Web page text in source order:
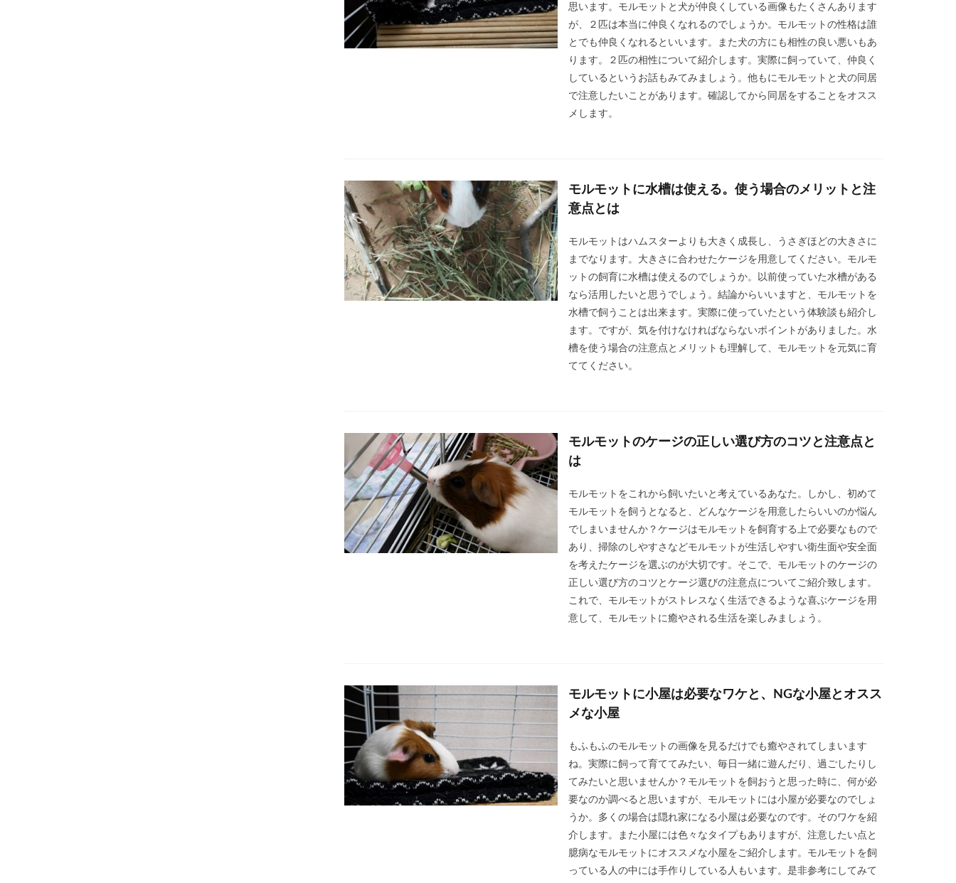
思います。モルモットと犬が仲良くしている画像もたくさんあります
が、２匹は本当に仲良くなれるのでしょうか。モルモットの性格は誰
とでも仲良くなれるといいます。また犬の方にも相性の良い悪いもあ
ります。２匹の相性について紹介します。実際に飼っていて、仲良く
しているというお話もみてみましょう。他もにモルモットと犬の同居
で注意したいことがあります。確認してから同居をすることをオスス
メします。
モルモットに水槽は使える。使う場合のメリットと注
意点とは
モルモットはハムスターよりも大きく成長し、うさぎほどの大きさに
までなります。大きさに合わせたケージを用意してください。モルモ
ットの飼育に水槽は使えるのでしょうか。以前使っていた水槽がある
なら活用したいと思うでしょう。結論からいいますと、モルモットを
水槽で飼うことは出来ます。実際に使っていたという体験談も紹介し
ます。ですが、気を付けなければならないポイントがありました。水
槽を使う場合の注意点とメリットも理解して、モルモットを元気に育
ててください。
モルモットのケージの正しい選び方のコツと注意点と
は
モルモットをこれから飼いたいと考えているあなた。しかし、初めて
モルモットを飼うとなると、どんなケージを用意したらいいのか悩ん
でしまいませんか？ケージはモルモットを飼育する上で必要なもので
あり、掃除のしやすさなどモルモットが生活しやすい衛生面や安全面
を考えたケージを選ぶのが大切です。そこで、モルモットのケージの
正しい選び方のコツとケージ選びの注意点についてご紹介致します。
これで、モルモットがストレスなく生活できるような喜ぶケージを用
意して、モルモットに癒やされる生活を楽しみましょう。
モルモットに小屋は必要なワケと、NGな小屋とオスス
メな小屋
もふもふのモルモットの画像を見るだけでも癒やされてしまいます
ね。実際に飼って育ててみたい、毎日一緒に遊んだり、過ごしたりし
てみたいと思いませんか？モルモットを飼おうと思った時に、何が必
要なのか調べると思いますが、モルモットには小屋が必要なのでしょ
うか。多くの場合は隠れ家になる小屋は必要なのです。そのワケを紹
介します。また小屋には色々なタイプもありますが、注意したい点と
臆病なモルモットにオススメな小屋をご紹介します。モルモットを飼
っている人の中には手作りしている人もいます。是非参考にしてみて